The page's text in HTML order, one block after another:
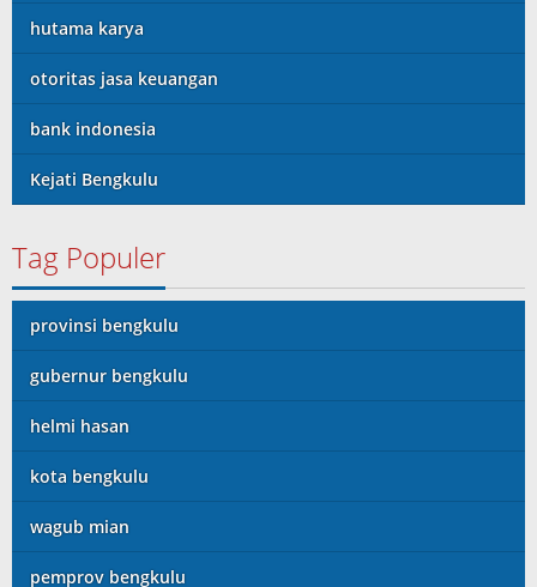
hutama karya
otoritas jasa keuangan
bank indonesia
Kejati Bengkulu
Tag Populer
provinsi bengkulu
gubernur bengkulu
helmi hasan
kota bengkulu
wagub mian
pemprov bengkulu